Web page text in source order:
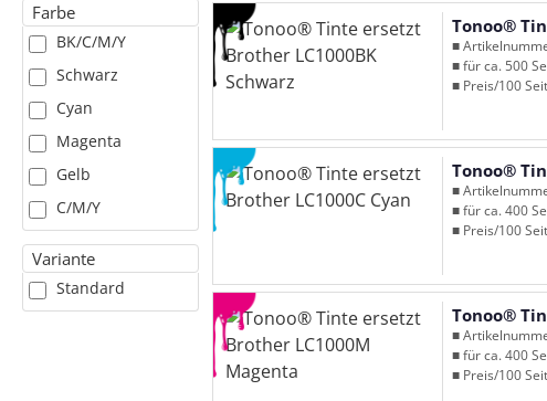
Farbe
BK/C/M/Y
Schwarz
Cyan
Magenta
Gelb
C/M/Y
Variante
Standard
Tonoo®
■
■ für ca. 500
■ Preis/100
Tonoo®
■
■ für ca. 400
■ Preis/100
Tonoo®
■
■ für ca. 400
■ Preis/100